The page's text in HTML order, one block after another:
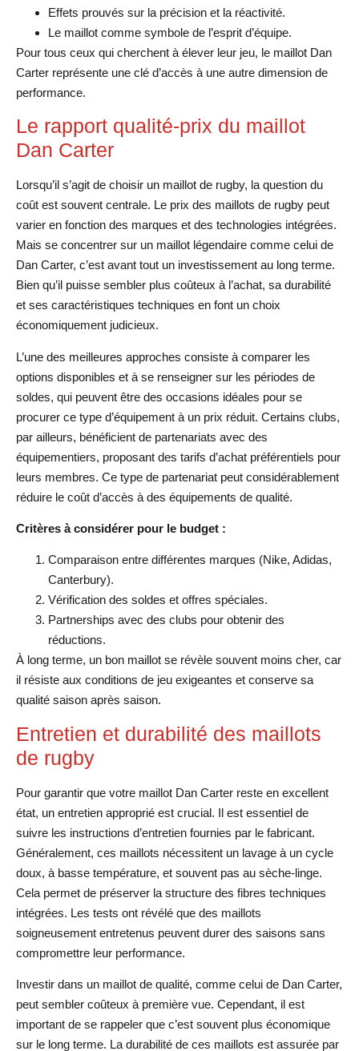
Effets prouvés sur la précision et la réactivité.
Le maillot comme symbole de l’esprit d’équipe.
Pour tous ceux qui cherchent à élever leur jeu, le maillot Dan
Carter représente une clé d’accès à une autre dimension de
performance.
Le rapport qualité-prix du maillot
Dan Carter
Lorsqu’il s’agit de choisir un maillot de rugby, la question du
coût est souvent centrale. Le prix des maillots de rugby peut
varier en fonction des marques et des technologies intégrées.
Mais se concentrer sur un maillot légendaire comme celui de
Dan Carter, c’est avant tout un investissement au long terme.
Bien qu’il puisse sembler plus coûteux à l’achat, sa durabilité
et ses caractéristiques techniques en font un choix
économiquement judicieux.
L’une des meilleures approches consiste à comparer les
options disponibles et à se renseigner sur les périodes de
soldes, qui peuvent être des occasions idéales pour se
procurer ce type d’équipement à un prix réduit. Certains clubs,
par ailleurs, bénéficient de partenariats avec des
équipementiers, proposant des tarifs d’achat préférentiels pour
leurs membres. Ce type de partenariat peut considérablement
réduire le coût d’accès à des équipements de qualité.
Critères à considérer pour le budget :
Comparaison entre différentes marques (Nike, Adidas,
Canterbury).
Vérification des soldes et offres spéciales.
Partnerships avec des clubs pour obtenir des
réductions.
À long terme, un bon maillot se révèle souvent moins cher, car
il résiste aux conditions de jeu exigeantes et conserve sa
qualité saison après saison.
Entretien et durabilité des maillots
de rugby
Pour garantir que votre maillot Dan Carter reste en excellent
état, un entretien approprié est crucial. Il est essentiel de
suivre les instructions d’entretien fournies par le fabricant.
Généralement, ces maillots nécessitent un lavage à un cycle
doux, à basse température, et souvent pas au sèche-linge.
Cela permet de préserver la structure des fibres techniques
intégrées. Les tests ont révélé que des maillots
soigneusement entretenus peuvent durer des saisons sans
compromettre leur performance.
Investir dans un maillot de qualité, comme celui de Dan Carter,
peut sembler coûteux à première vue. Cependant, il est
important de se rappeler que c’est souvent plus économique
sur le long terme. La durabilité de ces maillots est assurée par